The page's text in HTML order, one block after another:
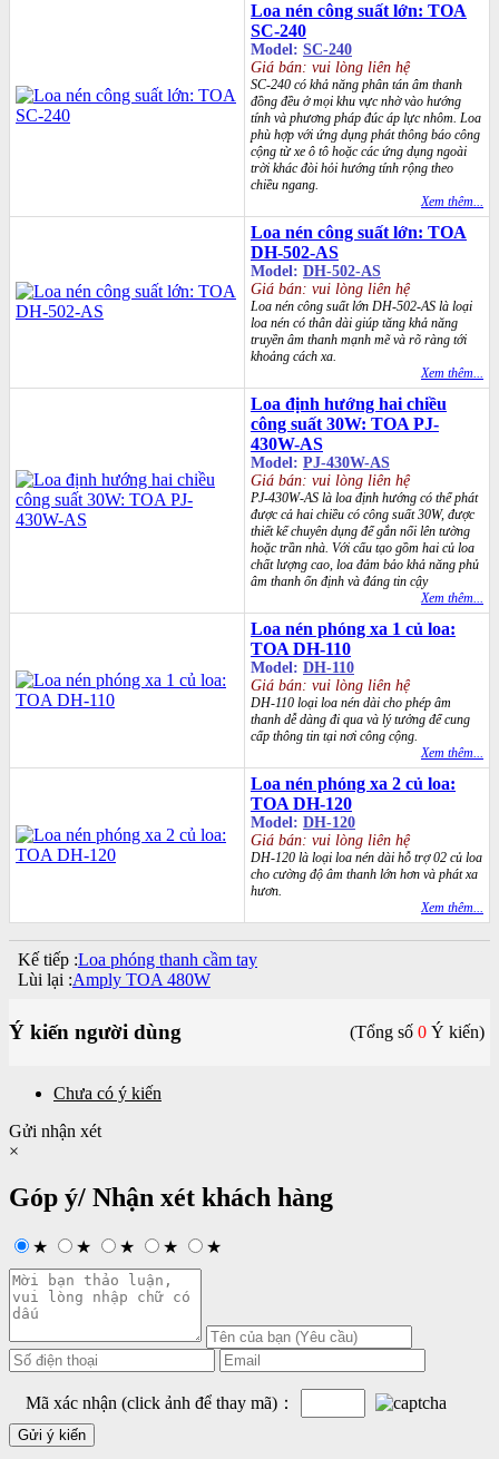
Loa nén công suất lớn: TOA
SC-240
Model: SC-240
Giá bán: vui lòng liên hệ
SC-240 có khả năng phân tán âm thanh
đồng đều ở mọi khu vực nhờ vào hướng
tính và phương pháp đúc áp lực nhôm. Loa
phù hợp với ứng dụng phát thông báo công
cộng từ xe ô tô hoặc các ứng dụng ngoài
trời khác đòi hỏi hướng tính rộng theo
chiều ngang.
Xem thêm...
Loa nén công suất lớn: TOA
DH-502-AS
Model: DH-502-AS
Giá bán: vui lòng liên hệ
Loa nén công suất lớn DH-502-AS là loại
loa nén có thân dài giúp tăng khả năng
truyền âm thanh mạnh mẽ và rõ ràng tới
khoảng cách xa.
Xem thêm...
Loa định hướng hai chiều
công suất 30W: TOA PJ-
430W-AS
Model: PJ-430W-AS
Giá bán: vui lòng liên hệ
PJ-430W-AS là loa định hướng có thể phát
được cả hai chiều có công suất 30W, được
thiết kế chuyên dụng để gắn nổi lên tường
hoặc trần nhà. Với cấu tạo gồm hai củ loa
chất lượng cao, loa đảm bảo khả năng phủ
âm thanh ổn định và đáng tin cậy
Xem thêm...
Loa nén phóng xa 1 củ loa:
TOA DH-110
Model: DH-110
Giá bán: vui lòng liên hệ
DH-110 loại loa nén dài cho phép âm
thanh dễ dàng đi qua và lý tưởng để cung
cấp thông tin tại nơi công cộng.
Xem thêm...
Loa nén phóng xa 2 củ loa:
TOA DH-120
Model: DH-120
Giá bán: vui lòng liên hệ
DH-120 là loại loa nén dài hỗ trợ 02 củ loa
cho cường độ âm thanh lớn hơn và phát xa
hươn.
Xem thêm...
Kế tiếp :Loa phóng thanh cầm tay
Lùi lại :Amply TOA 480W
Ý kiến người dùng (Tổng số 0 Ý kiến)
Chưa có ý kiến
Gửi nhận xét
×
Góp ý/ Nhận xét khách hàng
★ ★ ★ ★ ★
Mã xác nhận (click ảnh để thay mã)：